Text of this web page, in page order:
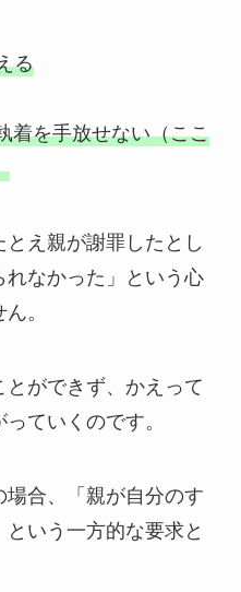
る
着を手放せない（ここ
え親が謝罪したとし
なかった」という心
。
ができず、かえって
ていくのです。
合、「親が自分のす
いう一方的な要求と